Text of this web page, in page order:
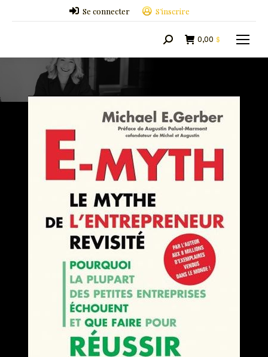
Se connecter S’inscrire
Search: 0,00 $